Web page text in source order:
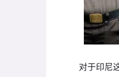
对于印尼